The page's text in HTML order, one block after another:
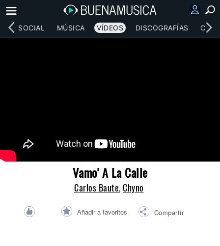
RED SOCIAL MÚSICA VÍDEOS DISCOGRAFÍAS
Vamo' A La Calle
Carlos Baute,Chyno
Añadir a favoritos Compartir